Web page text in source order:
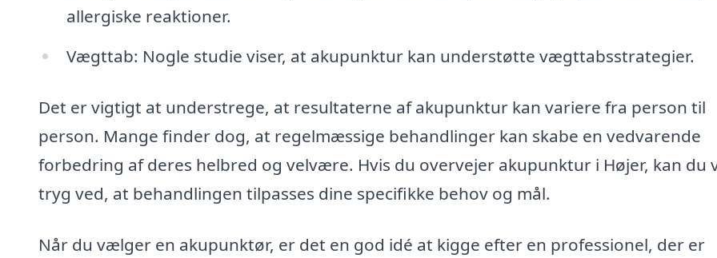
allergiske reaktioner.
Vægttab: Nogle studie viser, at akupunktur kan understøtte vægttabsstrategier.
Det er vigtigt at understrege, at resultaterne af akupunktur kan variere fra person til
person. Mange finder dog, at regelmæssige behandlinger kan skabe en vedvarende
forbedring af deres helbred og velvære. Hvis du overvejer akupunktur i Højer, kan du
tryg ved, at behandlingen tilpasses dine specifikke behov og mål.
Når du vælger en akupunktør, er det en god idé at kigge efter en professionel, der er